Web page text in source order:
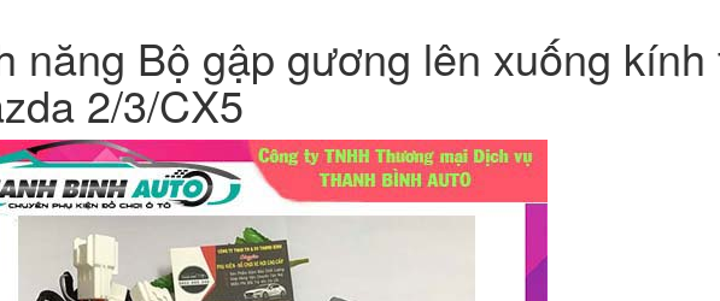
năng Bộ gập gương lên xuống kính
2/3/CX5